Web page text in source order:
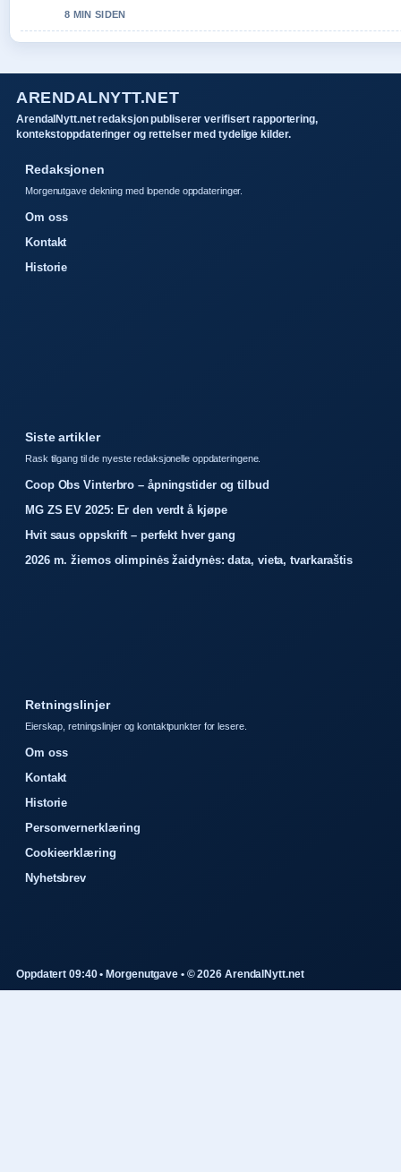
8 MIN SIDEN
ARENDALNYTT.NET
ArendalNytt.net redaksjon publiserer verifisert rapportering,
kontekstoppdateringer og rettelser med tydelige kilder.
Redaksjonen
Morgenutgave dekning med lopende oppdateringer.
Om oss
Kontakt
Historie
Siste artikler
Rask tilgang til de nyeste redaksjonelle oppdateringene.
Coop Obs Vinterbro – åpningstider og tilbud
MG ZS EV 2025: Er den verdt å kjøpe
Hvit saus oppskrift – perfekt hver gang
2026 m. žiemos olimpinės žaidynės: data, vieta, tvarkaraštis
Retningslinjer
Eierskap, retningslinjer og kontaktpunkter for lesere.
Om oss
Kontakt
Historie
Personvernerklæring
Cookieerklæring
Nyhetsbrev
Oppdatert 09:40 • Morgenutgave • © 2026 ArendalNytt.net